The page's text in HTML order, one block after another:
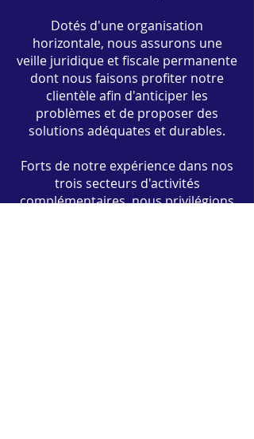
Dotés d'une organisation
horizontale, nous assurons une
veille juridique et fiscale permanente
dont nous faisons profiter notre
clientèle afin d'anticiper les
problèmes et de proposer des
solutions adéquates et durables.
Forts de notre expérience dans nos
trois secteurs d'activités
complémentaires, nous privilégions